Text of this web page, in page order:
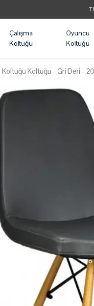
Çalışma
Koltuğu
Oyuncu
Koltuğu
Koltuğu - Gri Deri -